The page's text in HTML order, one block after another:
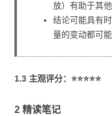
放）有助于其
结论可能具有
量的变动都可
1.3 主观评分：⭐⭐⭐⭐⭐
2 精读笔记